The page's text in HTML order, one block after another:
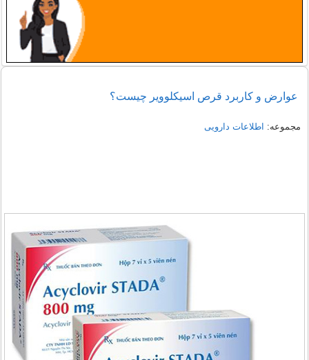
عوارض و کاربرد قرص اسیکلوویر چیست؟
مجموعه: اطلاعات دارویی